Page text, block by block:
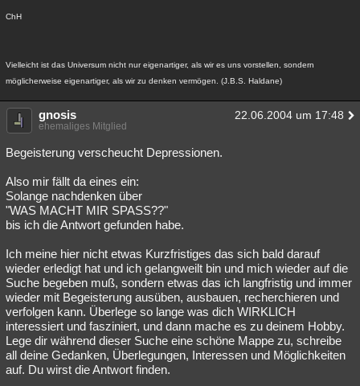
ChH
Vielleicht ist das Universum nicht nur eigenartiger, als wir es uns vorstellen, sondern
möglicherweise eigenartiger, als wir zu denken vermögen. (J.B.S. Haldane)
gnosis 22.06.2004 um 17:48
ehemaliges Mitglied
Begeisterung verscheucht Depressionen.
Also mir fällt da eines ein:
Solange nachdenken über
"WAS MACHT MIR SPASS??"
bis ich die Antwort gefunden habe.
Ich meine hier nicht etwas Kurzfristiges das sich bald darauf
wieder erledigt hat und ich gelangweilt bin und mich wieder auf die
Suche begeben muß, sondern etwas das ich langfristig und immer
wieder mit Begeisterung ausüben, ausbauen, recherchieren und
verfolgen kann. Überlege so lange was dich WIRKLICH
interessiert und fasziniert, und dann mache es zu deinem Hobby.
Lege dir während dieser Suche eine schöne Mappe zu, schreibe
all deine Gedanken, Überlegungen, Interessen und Möglichkeiten
auf. Du wirst die Antwort finden.